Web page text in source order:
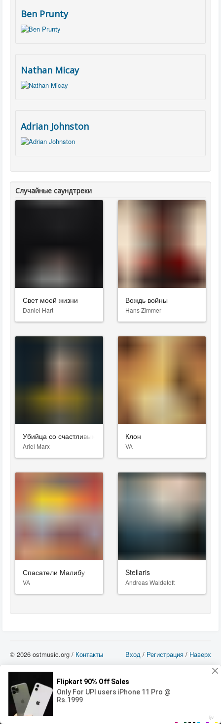
00:00
Ben Prunty
Nathan Micay
Adrian Johnston
Случайные саундтреки
Свет моей жизни
Daniel Hart
Вождь войны
Hans Zimmer
Убийца со счастливым лицом
Ariel Marx
Клон
VA
Спасатели Малибу
VA
Stellaris
Andreas Waldetoft
Вход / Регистрация / Наверх
© 2026 ostmusic.org / Контакты
можете использовать такие материалы только в том в случае, если
использование производится с ознакомительными целями - для прочих целей
вы должны приобрести лицензионную запись.